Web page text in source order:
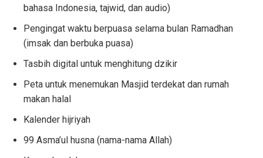
bahasa Indonesia, tajwid, dan audio)
Pengingat waktu berpuasa selama bulan Ramadhan
(imsak dan berbuka puasa)
Tasbih digital untuk menghitung dzikir
Peta untuk menemukan Masjid terdekat dan rumah
makan halal
Kalender hijriyah
99 Asma’ul husna (nama-nama Allah)